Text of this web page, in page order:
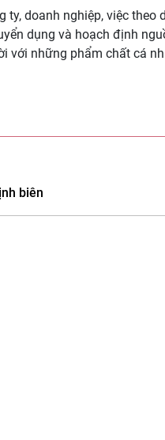
doanh nghiệp, việc theo
dụng và hoạch định
với những phẩm chất cá
biên